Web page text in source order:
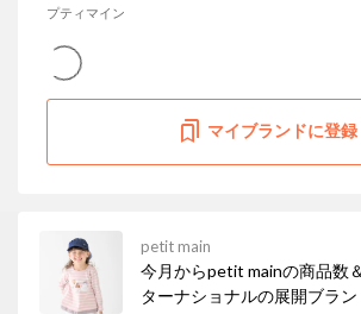
プティマイン
マイブランドに登録
petit main
今月からpetit mainの商品数
ターナショナルの展開ブラ